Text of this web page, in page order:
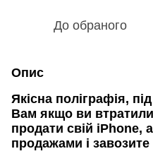
До обраного
Опис
Якісна поліграфія,
Вам якщо ви втратили
продати свій iPhone,
продажами і